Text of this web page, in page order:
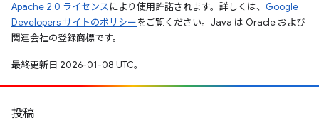
Apache 2.0 ライセンスにより使用許諾されます。詳しくは、 Google
Developers サイトのポリシーをご覧ください。Java は Oracle および
関連会社の登録商標です。
最終更新日 2026-01-08 UTC。
投稿